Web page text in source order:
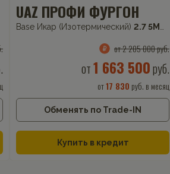
UAZ ПРОФИ ФУРГОН
Base Икар (Изотермический) 2.7 5MT (150 л.с.) 4WD
от 2 205 000 руб.
от1 663 500руб.
от17 830 руб. в месяц
Обменять по Trade-IN
Купить в кредит